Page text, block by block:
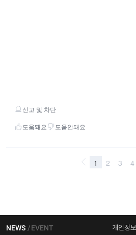
NEWS EVENT